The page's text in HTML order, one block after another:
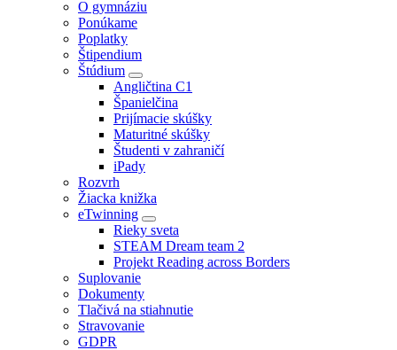
O gymnáziu
Ponúkame
Poplatky
Štipendium
Štúdium
Angličtina C1
Španielčina
Prijímacie skúšky
Maturitné skúšky
Študenti v zahraničí
iPady
Rozvrh
Žiacka knižka
eTwinning
Rieky sveta
STEAM Dream team 2
Projekt Reading across Borders
Suplovanie
Dokumenty
Tlačivá na stiahnutie
Stravovanie
GDPR